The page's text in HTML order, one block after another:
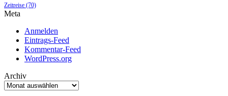
Zeitreise (70)
Meta
Anmelden
Eintrags-Feed
Kommentar-Feed
WordPress.org
Archiv
Archiv